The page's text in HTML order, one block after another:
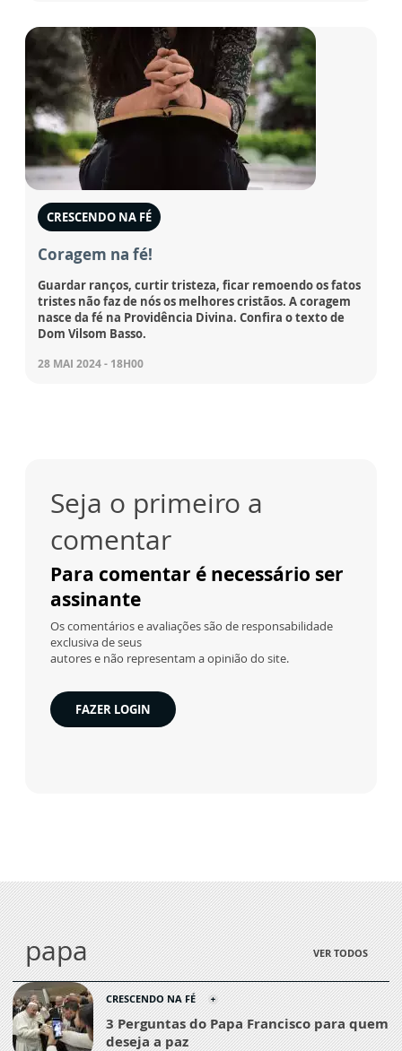
CRESCENDO NA FÉ
Coragem na fé!
Guardar ranços, curtir tristeza, ficar remoendo os fatos
tristes não faz de nós os melhores cristãos. A coragem
nasce da fé na Providência Divina. Confira o texto de
Dom Vilsom Basso.
28 MAI 2024 - 18H00
Seja o primeiro a
comentar
Para comentar é necessário ser
assinante
Os comentários e avaliações são de responsabilidade
exclusiva de seus
autores e não representam a opinião do site.
FAZER LOGIN
papa VER TODOS
CRESCENDO NA FÉ
3 Perguntas do Papa Francisco para quem
deseja a paz